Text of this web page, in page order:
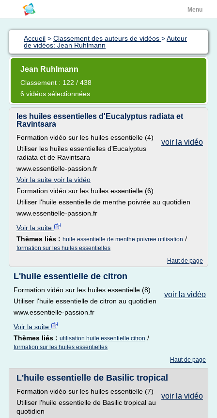
Menu
Accueil > Classement des auteurs de vidéos >Auteur
de vidéos: Jean Ruhlmann
Jean Ruhlmann
Classement : 122 / 438
6 vidéos sélectionnées
les huiles essentielles d'Eucalyptus radiata et
Ravintsara
voir la vidéo
Formation vidéo sur les huiles essentielle (4)
Utiliser les huiles essentielles d'Eucalyptus
radiata et de Ravintsara
www.essentielle-passion.fr
Voir la suite voir la vidéo
Formation vidéo sur les huiles essentielle (6)
Utiliser l'huile essentielle de menthe poivrée au quotidien
www.essentielle-passion.fr
Voir la suite
Thèmes liés : huile essentielle de menthe poivree utilisation /
formation sur les huiles essentielles
Haut de page
L'huile essentielle de citron
voir la vidéo
Formation vidéo sur les huiles essentielle (8)
Utiliser l'huile essentielle de citron au quotidien
www.essentielle-passion.fr
Voir la suite
Thèmes liés : utilisation huile essentielle citron /
formation sur les huiles essentielles
Haut de page
L'huile essentielle de Basilic tropical
voir la vidéo
Formation vidéo sur les huiles essentielle (7)
Utiliser l'huile essentielle de Basilic tropical au
quotidien